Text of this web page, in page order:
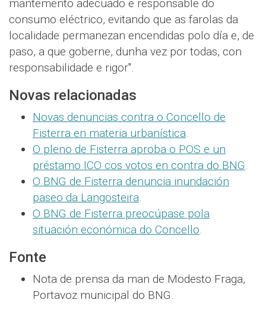
mantemento adecuado e responsable do
consumo eléctrico, evitando que as farolas da
localidade permanezan encendidas polo día e, de
paso, a que goberne, dunha vez por todas, con
responsabilidade e rigor".
Novas relacionadas
Novas denuncias contra o Concello de
Fisterra en materia urbanística.
O pleno de Fisterra aproba o POS e un
préstamo ICO cos votos en contra do BNG.
O BNG de Fisterra denuncia inundación
paseo da Langosteira.
O BNG de Fisterra preocúpase pola
situación económica do Concello.
Fonte
Nota de prensa da man de Modesto Fraga,
Portavoz municipal do BNG.